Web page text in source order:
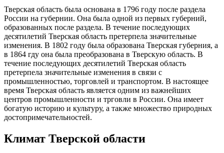
Тверская область была основана в 1796 году после раздела
России на губернии. Она была одной из первых губерний,
образованных после раздела. В течение последующих
десятилетий Тверская область претерпела значительные
изменения. В 1802 году была образована Тверская губерния, а
в 1864 гду она была преобразована в Тверскую область. В
течение последующих десятилетий Тверская область
претерпела значительные изменения в связи с
промышленностью, торговлей и транспортом. В настоящее
время Тверская область является одним из важнейших
центров промышленности и трговли в России. Она имеет
богатую историю и культуру, а также множество природных
достопримечательностей.
Климат Тверской области